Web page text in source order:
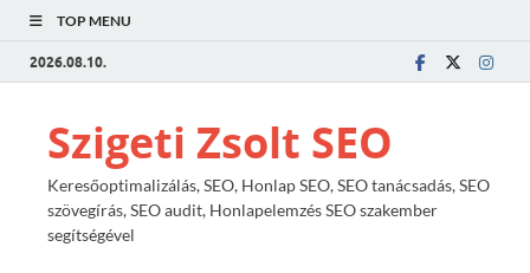
TOP MENU
2026.08.10.
Szigeti Zsolt SEO
Keresőoptimalizálás, SEO, Honlap SEO, SEO tanácsadás, SEO
szövegírás, SEO audit, Honlapelemzés SEO szakember
segítségével